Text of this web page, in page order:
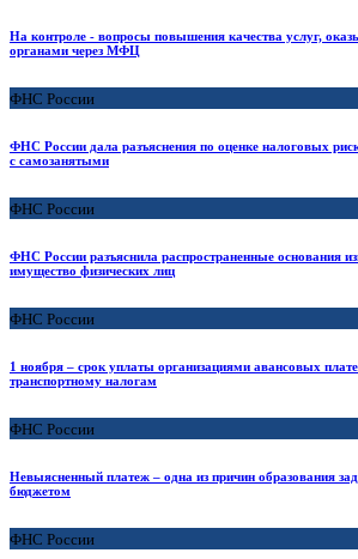
На контроле - вопросы повышения качества услуг,
органами через МФЦ
ФНС России
ФНС России дала разъяснения по оценке налоговых
с самозанятыми
ФНС России
ФНС России разъяснила распространенные основания
имущество физических лиц
ФНС России
1 ноября – срок уплаты организациями авансовых
транспортному налогам
ФНС России
Невыясненный платеж – одна из причин образования
бюджетом
ФНС России